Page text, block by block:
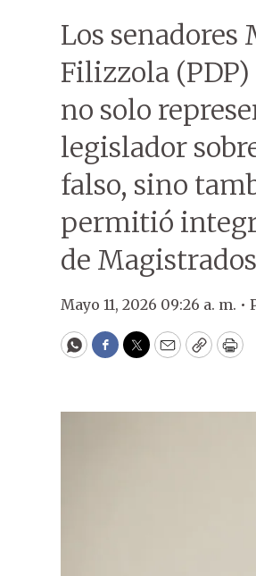
Los senadores
Filizzola
no solo
legislador
falso, sino
permitió
de
Mayo 11, 2026 09:26 a. m. •
WhatsApp
Facebook
Twitter
EmailCopy